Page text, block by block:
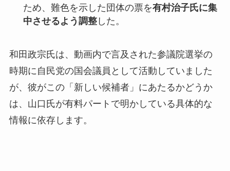
ため、難色を示した団体の票を有村治子氏に集
中させるよう調整した。
和田政宗氏は、動画内で言及された参議院選挙の
時期に自民党の国会議員として活動していました
が、彼がこの「新しい候補者」にあたるかどうか
は、山口氏が有料パートで明かしている具体的な
情報に依存します。